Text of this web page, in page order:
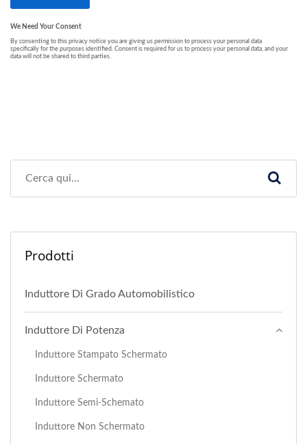
Prodotti
Induttore Di Grado Automobilistico
Induttore Di Potenza
Induttore Stampato Schermato
Induttore Schermato
Induttore Semi-Schemato
Induttore Non Schermato